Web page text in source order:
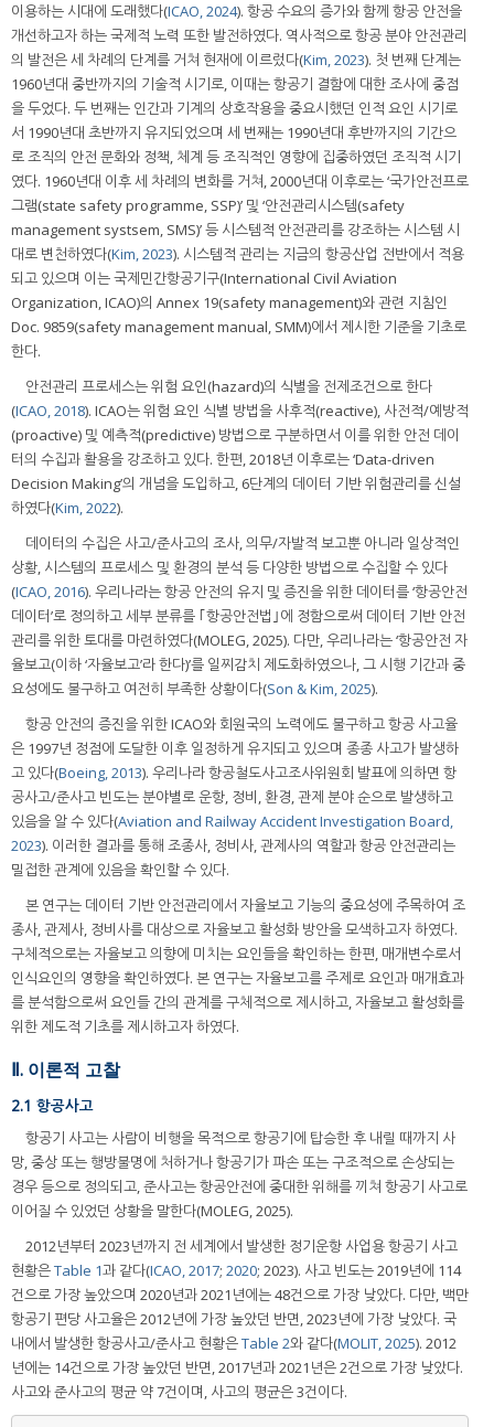
이용하는 시대에 도래했다(ICAO, 2024). 항공 수요의 증가와 함께 항공 안전을
개선하고자 하는 국제적 노력 또한 발전하였다. 역사적으로 항공 분야 안전관리
의 발전은 세 차례의 단계를 거쳐 현재에 이르렀다(Kim, 2023). 첫 번째 단계는
1960년대 중반까지의 기술적 시기로, 이때는 항공기 결함에 대한 조사에 중점
을 두었다. 두 번째는 인간과 기계의 상호작용을 중요시했던 인적 요인 시기로
서 1990년대 초반까지 유지되었으며 세 번째는 1990년대 후반까지의 기간으
로 조직의 안전 문화와 정책, 체계 등 조직적인 영향에 집중하였던 조직적 시기
였다. 1960년대 이후 세 차례의 변화를 거쳐, 2000년대 이후로는 ‘국가안전프로
그램(state safety programme, SSP)’ 및 ‘안전관리시스템(safety
management systsem, SMS)’ 등 시스템적 안전관리를 강조하는 시스템 시
대로 변천하였다(Kim, 2023). 시스템적 관리는 지금의 항공산업 전반에서 적용
되고 있으며 이는 국제민간항공기구(International Civil Aviation
Organization, ICAO)의 Annex 19(safety management)와 관련 지침인
Doc. 9859(safety management manual, SMM)에서 제시한 기준을 기초로
한다.
안전관리 프로세스는 위험 요인(hazard)의 식별을 전제조건으로 한다
(ICAO, 2018). ICAO는 위험 요인 식별 방법을 사후적(reactive), 사전적/예방적
(proactive) 및 예측적(predictive) 방법으로 구분하면서 이를 위한 안전 데이
터의 수집과 활용을 강조하고 있다. 한편, 2018년 이후로는 ‘Data-driven
Decision Making’의 개념을 도입하고, 6단계의 데이터 기반 위험관리를 신설
하였다(Kim, 2022).
데이터의 수집은 사고/준사고의 조사, 의무/자발적 보고뿐 아니라 일상적인
상황, 시스템의 프로세스 및 환경의 분석 등 다양한 방법으로 수집할 수 있다
(ICAO, 2016). 우리나라는 항공 안전의 유지 및 증진을 위한 데이터를 ‘항공안전
데이터’로 정의하고 세부 분류를 ｢항공안전법｣에 정함으로써 데이터 기반 안전
관리를 위한 토대를 마련하였다(MOLEG, 2025). 다만, 우리나라는 ‘항공안전 자
율보고(이하 ‘자율보고’라 한다)’를 일찌감치 제도화하였으나, 그 시행 기간과 중
요성에도 불구하고 여전히 부족한 상황이다(Son & Kim, 2025).
항공 안전의 증진을 위한 ICAO와 회원국의 노력에도 불구하고 항공 사고율
은 1997년 정점에 도달한 이후 일정하게 유지되고 있으며 종종 사고가 발생하
고 있다(Boeing, 2013). 우리나라 항공철도사고조사위원회 발표에 의하면 항
공사고/준사고 빈도는 분야별로 운항, 정비, 환경, 관제 분야 순으로 발생하고
있음을 알 수 있다(Aviation and Railway Accident Investigation Board,
2023). 이러한 결과를 통해 조종사, 정비사, 관제사의 역할과 항공 안전관리는
밀접한 관계에 있음을 확인할 수 있다.
본 연구는 데이터 기반 안전관리에서 자율보고 기능의 중요성에 주목하여 조
종사, 관제사, 정비사를 대상으로 자율보고 활성화 방안을 모색하고자 하였다.
구체적으로는 자율보고 의향에 미치는 요인들을 확인하는 한편, 매개변수로서
인식요인의 영향을 확인하였다. 본 연구는 자율보고를 주제로 요인과 매개효과
를 분석함으로써 요인들 간의 관계를 구체적으로 제시하고, 자율보고 활성화를
위한 제도적 기초를 제시하고자 하였다.
Ⅱ. 이론적 고찰
2.1 항공사고
항공기 사고는 사람이 비행을 목적으로 항공기에 탑승한 후 내릴 때까지 사
망, 중상 또는 행방불명에 처하거나 항공기가 파손 또는 구조적으로 손상되는
경우 등으로 정의되고, 준사고는 항공안전에 중대한 위해를 끼쳐 항공기 사고로
이어질 수 있었던 상황을 말한다(MOLEG, 2025).
2012년부터 2023년까지 전 세계에서 발생한 정기운항 사업용 항공기 사고
현황은Table 1과 같다(ICAO, 2017; 2020; 2023). 사고 빈도는 2019년에 114
건으로 가장 높았으며 2020년과 2021년에는 48건으로 가장 낮았다. 다만, 백만
항공기 편당 사고율은 2012년에 가장 높았던 반면, 2023년에 가장 낮았다. 국
내에서 발생한 항공사고/준사고 현황은Table 2와 같다(MOLIT, 2025). 2012
년에는 14건으로 가장 높았던 반면, 2017년과 2021년은 2건으로 가장 낮았다.
사고와 준사고의 평균 약 7건이며, 사고의 평균은 3건이다.